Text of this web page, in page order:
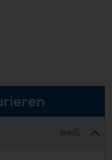
weiß